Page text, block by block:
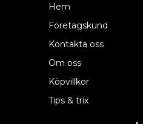
Hem
Företagskund
Kontakta oss
Om oss
Köpvillkor
Tips & trix